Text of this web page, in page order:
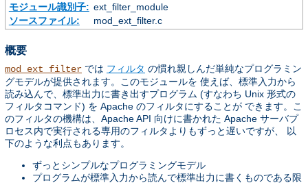
モジュール識別子: ext_filter_module
ソースファイル:
mod_ext_filter.c
概要
mod_ext_filter では フィルタ の慣れ親しんだ単純なプログラミン
グモデルが提供されます。このモジュールを 使えば、標準入力から
読み込んで、標準出力に書き出すプログラム (すなわち Unix 形式の
フィルタコマンド) を Apache のフィルタにすることが できます。こ
のフィルタの機構は、Apache API 向けに書かれた Apache サーバプ
ロセス内で実行される専用のフィルタよりもずっと遅いですが、 以
下のような利点もあります。
ずっとシンプルなプログラミングモデル
プログラムが標準入力から読んで標準出力に書くものである限